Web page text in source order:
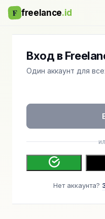
F freelance.id
Вход в
Один аккаунт для
Нет аккаунта?